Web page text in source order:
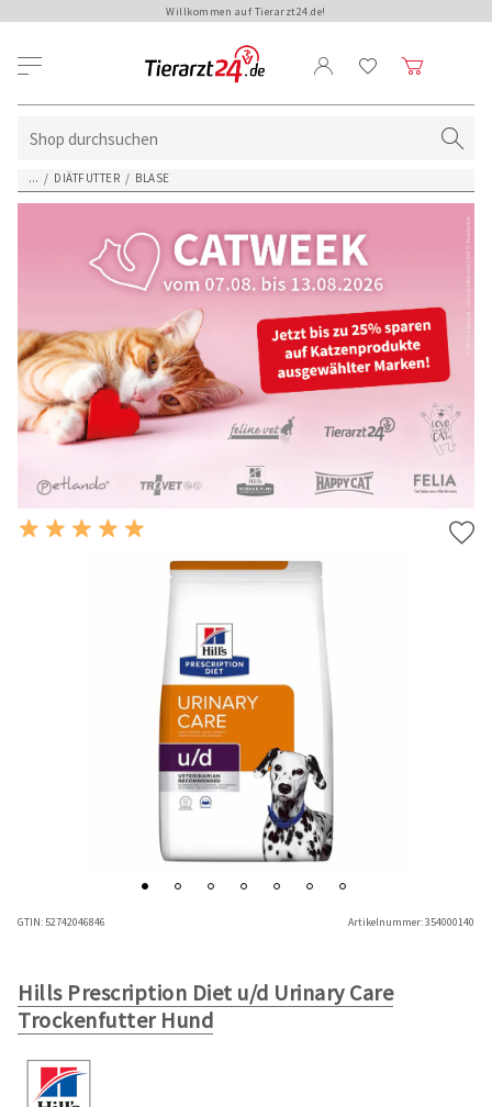
Willkommen auf Tierarzt24.de!
... / DIÄTFUTTER / BLASE
GTIN:52742046846 Artikelnummer:354000140
Hills Prescription Diet u/d Urinary Care
Trockenfutter Hund